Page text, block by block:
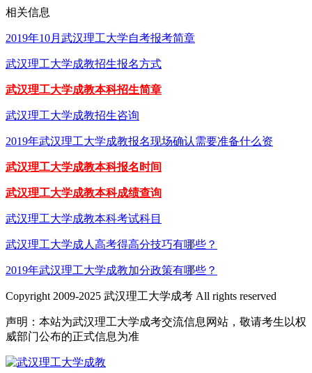
相关信息
2019年10月武汉理工大学自考报考简章
武汉理工大学成教招生报名方式
武汉理工大学成教本科招生简章
武汉理工大学成教招生咨询
2019年武汉理工大学成教报名现场确认需要准备什么资
武汉理工大学成教本科报名时间
武汉理工大学成教本科成绩查询
武汉理工大学成教本科考试科目
武汉理工大学成人高考得高分技巧有哪些？
2019年武汉理工大学成教加分政策有哪些？
Copyright 2009-2025 武汉理工大学成考 All rights reserved
声明：本站为武汉理工大学成考交流信息网站，敬请考生以权
威部门公布的正式信息为准